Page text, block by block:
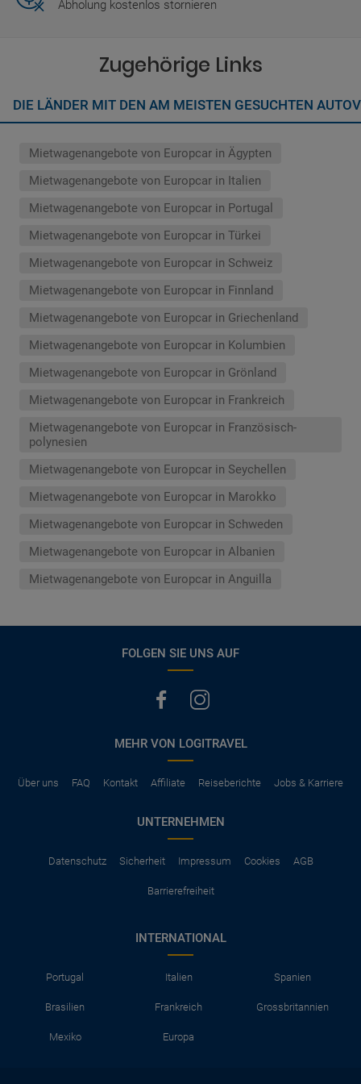
Abholung kostenlos stornieren
Zugehörige Links
DIE LÄNDER MIT DEN AM MEISTEN GESUCHTEN
Mietwagenangebote von Europcar in Ägypten
Mietwagenangebote von Europcar in Italien
Mietwagenangebote von Europcar in Portugal
Mietwagenangebote von Europcar in Türkei
Mietwagenangebote von Europcar in Schweiz
Mietwagenangebote von Europcar in Finnland
Mietwagenangebote von Europcar in Griechenland
Mietwagenangebote von Europcar in Kolumbien
Mietwagenangebote von Europcar in Grönland
Mietwagenangebote von Europcar in Frankreich
Mietwagenangebote von Europcar in Französisch-
polynesien
Mietwagenangebote von Europcar in Seychellen
Mietwagenangebote von Europcar in Marokko
Mietwagenangebote von Europcar in Schweden
Mietwagenangebote von Europcar in Albanien
Mietwagenangebote von Europcar in Anguilla
FOLGEN SIE UNS AUF
MEHR VON LOGITRAVEL
Über uns FAQ Kontakt Affiliate Reiseberichte Jobs & Karriere
UNTERNEHMEN
Datenschutz Sicherheit Impressum Cookies AGB
Barrierefreiheit
INTERNATIONAL
Portugal Italien Spanien
Brasilien Frankreich Grossbritannien
Mexiko Europa